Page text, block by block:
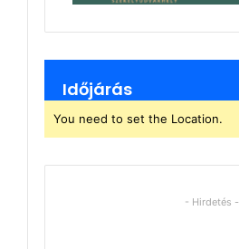
Időjárás
You need to set the Location.
- Hirdetés -